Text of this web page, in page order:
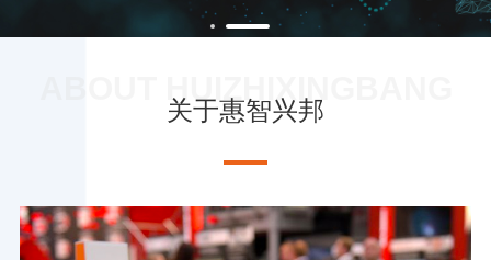
ABOUT HUIZHIXINGBANG
关于惠智兴邦